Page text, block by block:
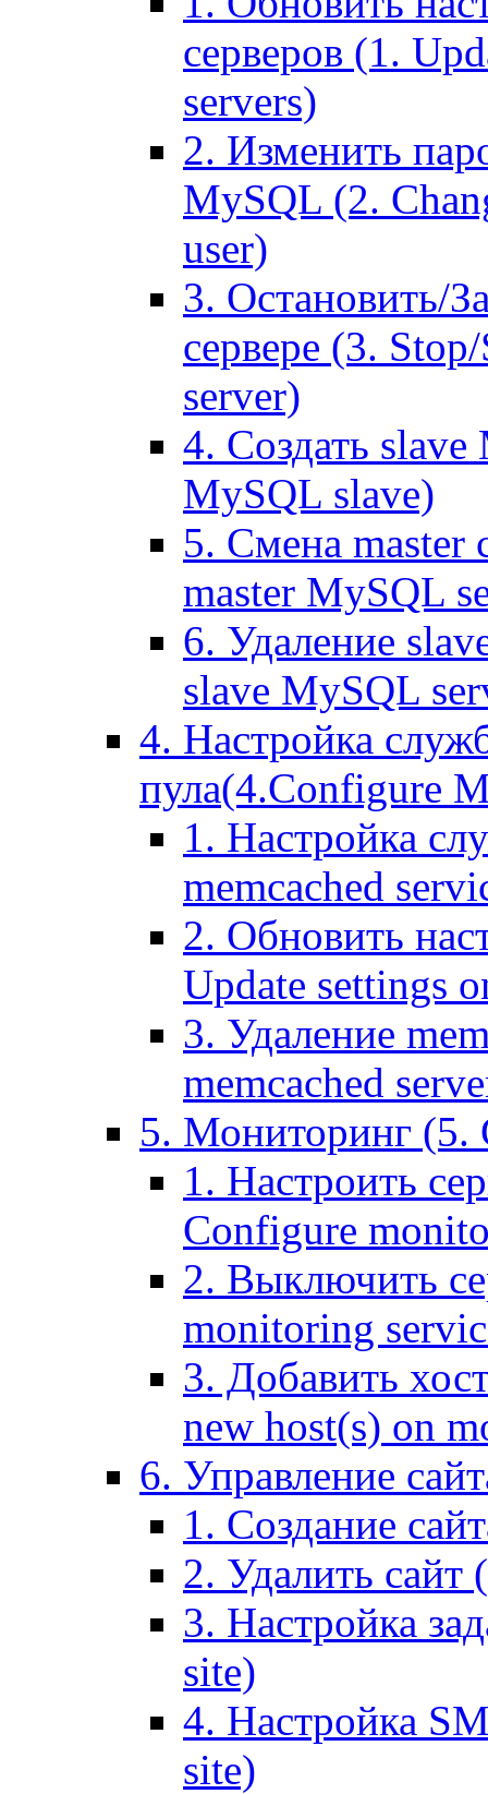
серверов (1.
servers)
2. Изменить
MySQL (2.
user)
3. Остановить/
сервере (3.
server)
4. Создать
MySQL slave)
5. Смена master
master MySQL
6. Удаление
slave MySQL
4. Настройка
пула(4.Configure
1. Настройка
memcached
2. Обновить
Update settings
3. Удаление
memcached
5. Мониторинг (5.
1. Настроить
Configure
2. Выключить
monitoring
3. Добавить
new host(s) on
6. Управление
1. Создание
2. Удалить сайт
3. Настройка
site)
4. Настройка
site)